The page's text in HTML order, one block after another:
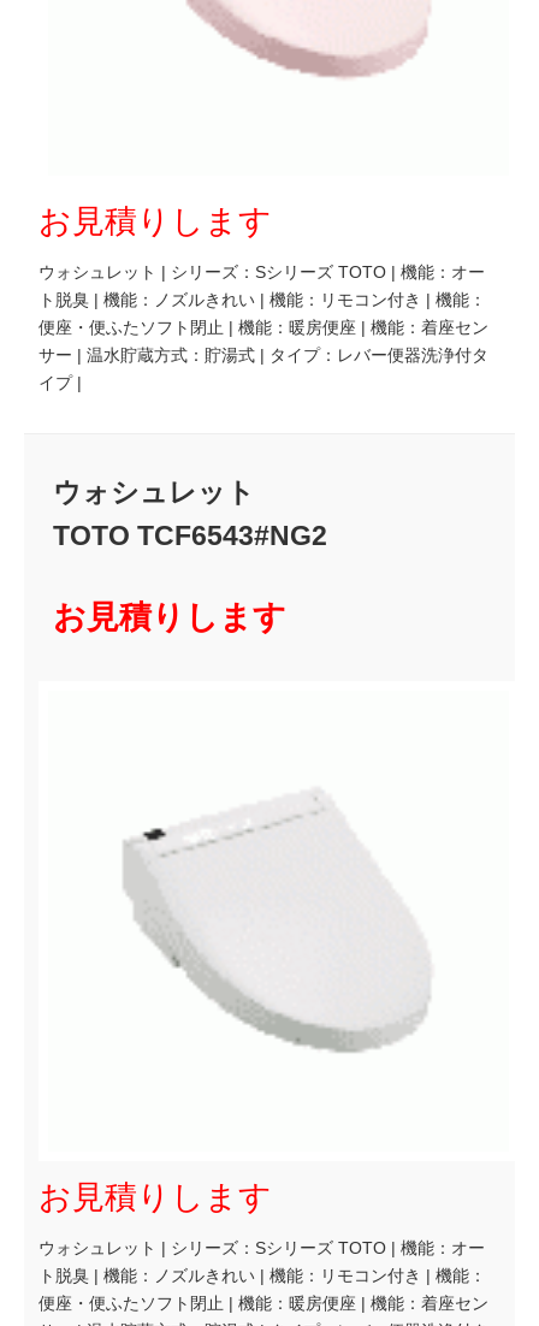
お見積りします
ウォシュレット | シリーズ：Sシリーズ TOTO | 機能：オー
ト脱臭 | 機能：ノズルきれい | 機能：リモコン付き | 機能：
便座・便ふたソフト閉止 | 機能：暖房便座 | 機能：着座セン
サー | 温水貯蔵方式：貯湯式 | タイプ：レバー便器洗浄付タ
イプ |
ウォシュレット
TOTO TCF6543#NG2
お見積りします
お見積りします
ウォシュレット | シリーズ：Sシリーズ TOTO | 機能：オー
ト脱臭 | 機能：ノズルきれい | 機能：リモコン付き | 機能：
便座・便ふたソフト閉止 | 機能：暖房便座 | 機能：着座セン